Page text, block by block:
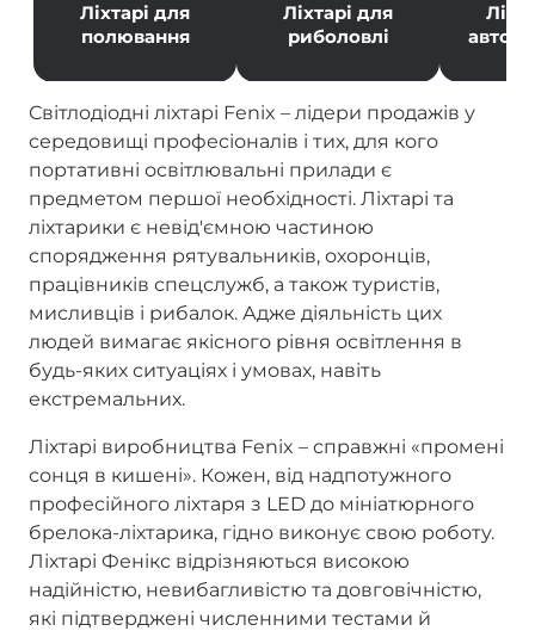
Ліхтарі для
полювання
Ліхтарі для
риболовлі
Світлодіодні ліхтарі Fenix – лідери продажів у
середовищі професіоналів і тих, для кого
портативні освітлювальні прилади є
предметом першої необхідності. Ліхтарі та
ліхтарики є невід'ємною частиною
спорядження рятувальників, охоронців,
працівників спецслужб, а також туристів,
мисливців і рибалок. Адже діяльність цих
людей вимагає якісного рівня освітлення в
будь-яких ситуаціях і умовах, навіть
екстремальних.
Ліхтарі виробництва Fenix – справжні «промені
сонця в кишені». Кожен, від надпотужного
професійного ліхтаря з LED до мініатюрного
брелока-ліхтарика, гідно виконує свою роботу.
Ліхтарі Фенікс відрізняються високою
надійністю, невибагливістю та довговічністю,
які підтверджені численними тестами й